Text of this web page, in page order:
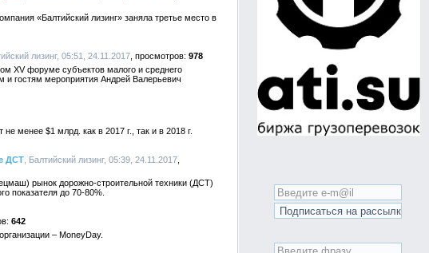
«Балтийский лизинг» заняла третье место в
лизинг, 05:51, 24.11.2017
978
XV форуме субъектов малого и среднего
и гостям мероприятия Андрей Валерьевич
менее $1 млрд. как в 2017 г., так и в 2018 г.
ДСТ , Балтийский лизинг, 05:39, 24.11.2017
рынок дорожно-строительной техники (ДСТ)
показателя до 70-80%.
642
– MoneyDay.